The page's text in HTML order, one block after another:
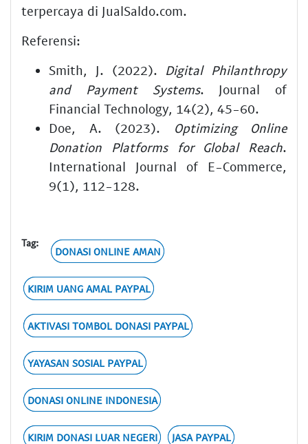
terpercaya di JualSaldo.com.
Referensi:
Smith, J. (2022). Digital Philanthropy
and Payment Systems. Journal of
Financial Technology, 14(2), 45-60.
Doe, A. (2023).
Optimizing Online
Donation Platforms for Global Reach.
International Journal of E-Commerce,
9(1), 112-128.
Tag:
DONASI ONLINE AMAN
KIRIM UANG AMAL PAYPAL
AKTIVASI TOMBOL DONASI PAYPAL
YAYASAN SOSIAL PAYPAL
DONASI ONLINE INDONESIA
KIRIM DONASI LUAR NEGERI JASA PAYPAL